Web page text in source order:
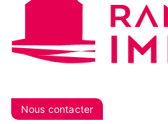
Nous contacter